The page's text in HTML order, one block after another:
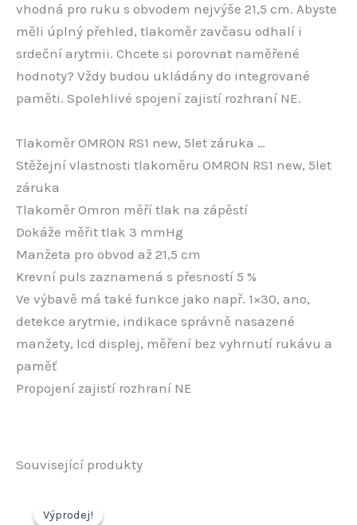
vhodná pro ruku s obvodem nejvýše 21,5 cm. Abyste
měli úplný přehled, tlakoměr zavčasu odhalí i
srdeční arytmii. Chcete si porovnat naměřené
hodnoty? Vždy budou ukládány do integrované
paměti. Spolehlivé spojení zajistí rozhraní NE.
Tlakoměr OMRON RS1 new, 5let záruka …
Stěžejní vlastnosti tlakoměru OMRON RS1 new, 5let
záruka
Tlakoměr Omron měří tlak na zápěstí
Dokáže měřit tlak 3 mmHg
Manžeta pro obvod až 21,5 cm
Krevní puls zaznamená s přesností 5 %
Ve výbavě má také funkce jako např. 1×30, ano,
detekce arytmie, indikace správně nasazené
manžety, lcd displej, měření bez vyhrnutí rukávu a
paměť
Propojení zajistí rozhraní NE
Související produkty
Výprodej!
Výprodej!